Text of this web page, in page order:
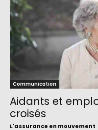
Communication
Aidants et
croisés
L'assurance en mouvement